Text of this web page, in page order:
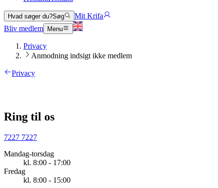
Hvad søger du?Søg
Mit Krifa
Bliv medlem
Menu
Privacy
Anmodning indsigt ikke medlem
Privacy
Ring til os
7227 7227
Mandag-torsdag
kl. 8:00 - 17:00
Fredag
kl. 8:00 - 15:00